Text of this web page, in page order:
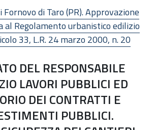
Fornovo di Taro (PR). Approvazione
al Regolamento urbanistico edilizio
33, L.R. 24 marzo 2000, n. 20
DEL RESPONSABILE
LAVORI PUBBLICI ED
DEI CONTRATTI E
PUBBLICI.